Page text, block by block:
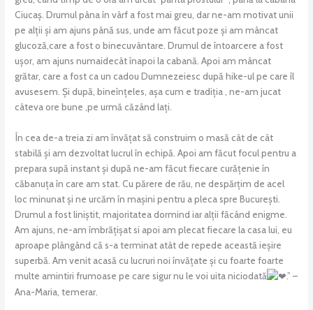
Ciucaș. Drumul pâna în vârf a fost mai greu, dar ne-am motivat unii
pe alții și am ajuns până sus, unde am făcut poze și am mâncat
glucoză,care a fost o binecuvântare. Drumul de întoarcere a fost
ușor, am ajuns numaidecât înapoi la cabană. Apoi am mâncat
grătar, care a fost ca un cadou Dumnezeiesc după hike-ul pe care îl
avusesem. Și după, bineînțeles, așa cum e tradiția , ne-am jucat
câteva ore bune ,pe urmă căzând lați.
În cea de-a treia zi am învățat să construim o masă cât de cât
stabilă și am dezvoltat lucrul în echipă. Apoi am făcut focul pentru a
prepara supă instant și după ne-am făcut fiecare curățenie în
căbanuța în care am stat. Cu părere de rău, ne despărțim de acel
loc minunat și ne urcăm în mașini pentru a pleca spre București.
Drumul a fost liniștit, majoritatea dormind iar alții făcând enigme.
Am ajuns, ne-am îmbrățișat si apoi am plecat fiecare la casa lui, eu
aproape plângând că s-a terminat atât de repede această ieșire
superbă. Am venit acasă cu lucruri noi învățate și cu foarte foarte
multe amintiri frumoase pe care sigur nu le voi uita niciodată
.” –
Ana-Maria, temerar.